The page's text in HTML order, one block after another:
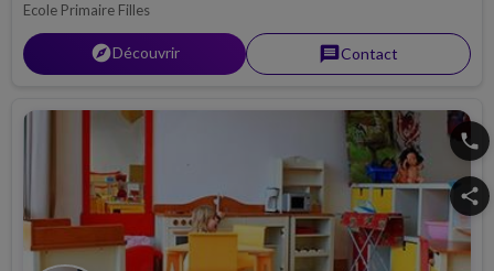
Ecole Primaire Filles
explorerDécouvrir messageContact
phone
share